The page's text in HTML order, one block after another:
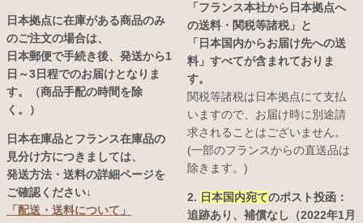
日本拠点に在庫がある商品のみ
のご注文の場合は、
日本郵便で手続き後、発送から1
日～3日程でのお届けとなりま
す。（商品手配の時間を除
く。）
日本在庫品とフランス在庫品の
見分け方につきましては、
発送方法・送料の詳細ページを
ご確認ください↓
「配送・送料について」
「フランス本社から日本拠点へ
の送料・関税等諸税」と
「日本国内からお届け先への送
料」すべてが含まれておりま
す。
関税等諸税は日本拠点にて支払
いますので、お届け時に別途請
求されることはございません。
(一部のフランスからの直送品は
除きます。)
2. 日本国内宛てのポスト投函：
追跡あり、補償なし（2022年1月